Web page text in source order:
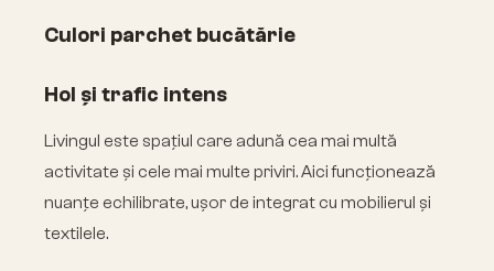
Culori parchet bucătărie
Hol și trafic intens
Livingul este spațiul care adună cea mai multă
activitate și cele mai multe priviri. Aici funcționează
nuanțe echilibrate, ușor de integrat cu mobilierul și
textilele.